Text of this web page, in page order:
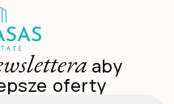
aby
oferty